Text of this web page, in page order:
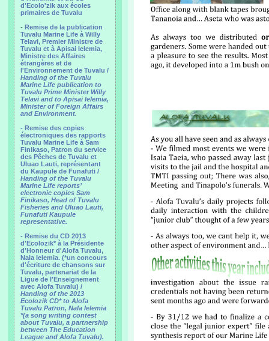
d'Ecolo'zik aux écoles
primaires de Tuvalu
- Remise de la publication
Tuvalu Marine Life à Willy
Telavi, Premier Ministre de
Tuvalu et à Apisai Ielemia,
Ministre des Affaires
étrangères et de
l'Environnement de Tuvalu /
Handing of the Tuvalu
Marine Life publication to
Tuvalu Prime Minister Willy
Telavi and to Apisai Ielemia,
Minister of Foreign Affairs
and Environment.
- Remise des copies
électroniques des rapports
Tuvalu Marine Life à Sam
Finikaso, Patron du service
des Pêches de Tuvalu et
Uluao Lauti, représentant
du Kaupule de Funafuti /
Handing of the Tuvalu
Marine Life reports’
electronic copies Sam
Finikaso, Head of Tuvalu
Fisheries and Uluao Lauti,
Funafuti Kaupule
representative.
- Remise du CD 2013
d'Ecolozik* à la Présidente
d'Honneur d'Alofa Tuvalu,
Nala Ielemia. (*un concours
d'écriture de chansons sur
Tuvalu, partenariat de la
Ligue de l'Enseignement
avec Alofa Tuvalu) /
Handing of the 2013
Ecolozik CD* to Alofa
Tuvalu Patron, Nala Ielemia
*(a song writing contest
about Tuvalu, a partnership
between The Education
League and Alofa Tuvalu).